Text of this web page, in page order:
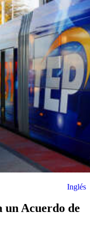
Inglés
un Acuerdo de